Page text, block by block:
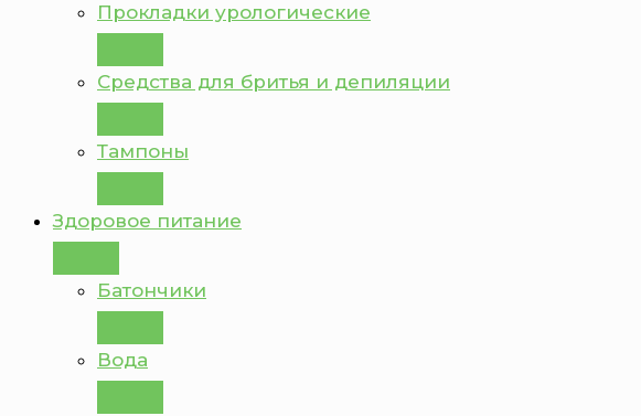
Прокладки урологические
Средства для бритья и депиляции
Тампоны
Здоровое питание
Батончики
Вода